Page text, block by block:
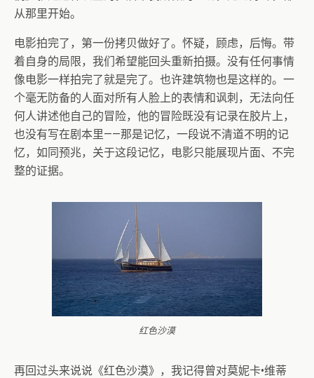
从那里开始。
电影拍完了，第一份拷贝做好了。怀疑，顾虑，后悔。带
着自身的局限，我们希望能回头重新拍摄。没有任何事情
像电影一样拍完了就是完了。也许建筑物也是这样的。一
个毫无防备的人面对所有人脸上的表情和讽刺，无法向任
何人讲述他自己的冒险，他的冒险既没有记录在胶片上，
也没有写在剧本里——那是记忆，一段说不清道不明的记
忆，如同预兆，关于这段记忆，电影只能展现片面、不完
整的证据。
红色沙漠
再回过头来说说《红色沙漠》，我记得曾对莫妮卡•维蒂